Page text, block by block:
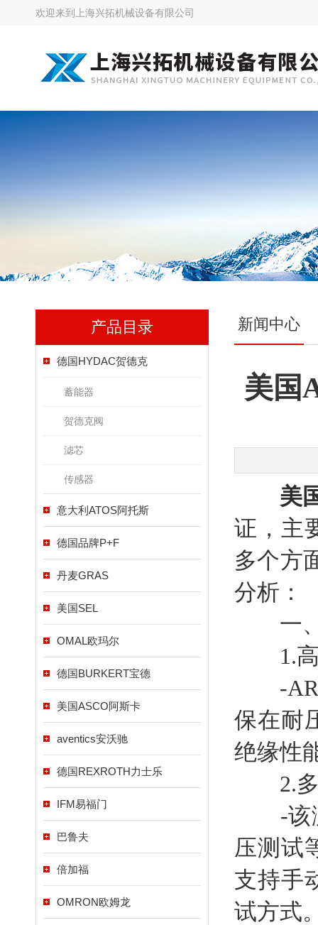
欢迎来到 上海兴拓机械设备有限公司
产品目录
德国HYDAC贺德克
蓄能器
贺德克阀
滤芯
传感器
意大利ATOS阿托斯
德国品牌P+F
丹麦GRAS
美国SEL
OMAL欧玛尔
德国BURKERT宝德
美国ASCO阿斯卡
aventics安沃驰
德国REXROTH力士乐
IFM易福门
巴鲁夫
倍加福
OMRON欧姆龙
新闻中心
美国
美
证，主
多个方
分析：
一、
1.高
-AR
保在耐
绝缘性
2.多
-该测
压测试
支持手
试方式